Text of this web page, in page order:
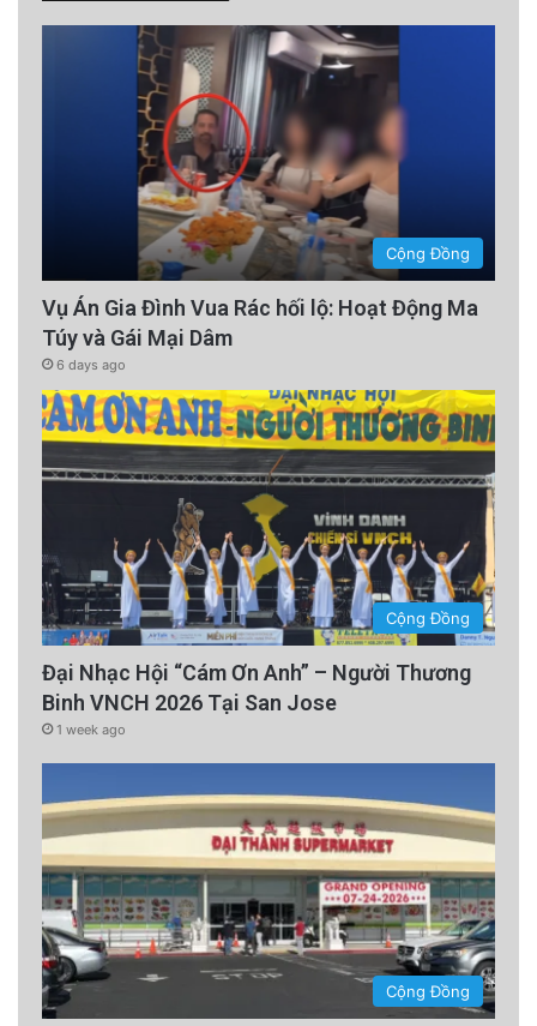
Cộng Đồng
Vụ Án Gia Đình Vua Rác hối lộ: Hoạt Động Ma
Túy và Gái Mại Dâm
6 days ago
Cộng Đồng
Đại Nhạc Hội “Cám Ơn Anh” – Người Thương
Binh VNCH 2026 Tại San Jose
1 week ago
Cộng Đồng